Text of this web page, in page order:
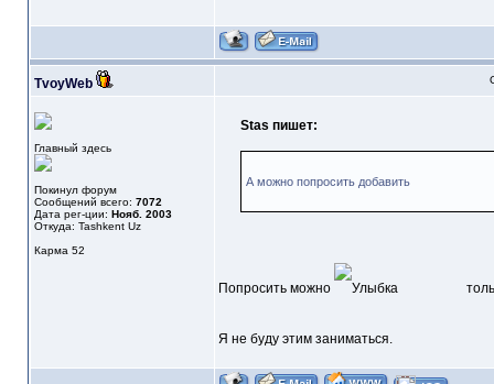
TvoyWeb
Главный здесь
Покинул форум
Сообщений всего: 7072
Дата рег-ции: Нояб. 2003
Откуда: Tashkent Uz
Карма 52
Stas пишет:
А можно попросить добавить
Попросить можно
Я не буду этим заниматься.